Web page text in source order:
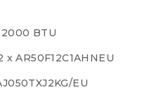
BTU
AR50F12C1AHNEU
EU